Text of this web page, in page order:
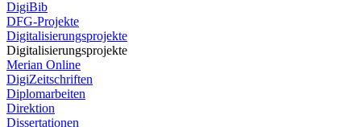
DigiBib
DFG-Projekte
Digitalisierungsprojekte
Digitalisierungsprojekte
Merian Online
DigiZeitschriften
Diplomarbeiten
Direktion
Dissertationen